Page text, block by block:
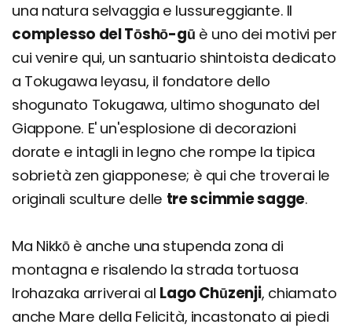
una natura selvaggia e lussureggiante. Il
complesso del Tōshō-gū è uno dei motivi per
cui venire qui, un santuario shintoista dedicato
a Tokugawa Ieyasu, il fondatore dello
shogunato Tokugawa, ultimo shogunato del
Giappone. E' un'esplosione di decorazioni
dorate e intagli in legno che rompe la tipica
sobrietà zen giapponese; è qui che troverai le
originali sculture delle tre scimmie sagge.
Ma Nikkō è anche una stupenda zona di
montagna e risalendo la strada tortuosa
Irohazaka arriverai al Lago Chūzenji, chiamato
anche Mare della Felicità, incastonato ai piedi